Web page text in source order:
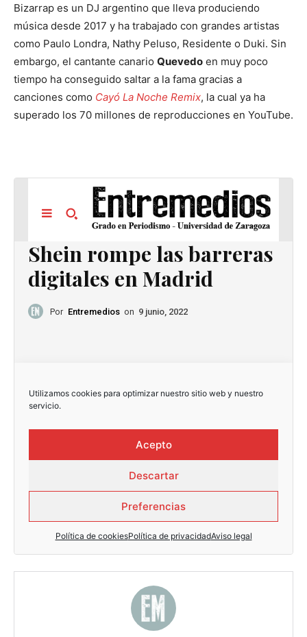
Bizarrap es un DJ argentino que lleva produciendo
música desde 2017 y ha trabajado con grandes artistas
como Paulo Londra, Nathy Peluso, Residente o Duki. Sin
embargo, el cantante canario Quevedo en muy poco
tiempo ha conseguido saltar a la fama gracias a
canciones como Cayó La Noche Remix, la cual ya ha
superado los 70 millones de reproducciones en YouTube.